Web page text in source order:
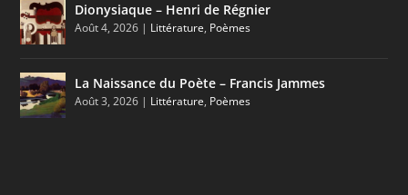
Dionysiaque – Henri de Régnier
Août 4, 2026 | Littérature, Poèmes
La Naissance du Poète – Francis Jammes
Août 3, 2026 | Littérature, Poèmes